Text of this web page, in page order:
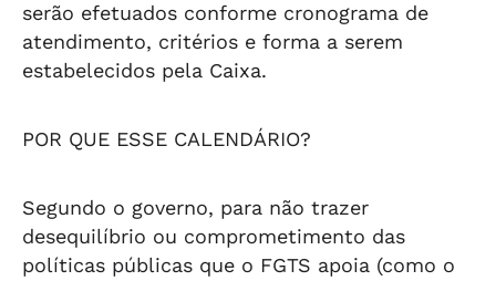
serão efetuados conforme cronograma de
atendimento, critérios e forma a serem
estabelecidos pela Caixa.
POR QUE ESSE CALENDÁRIO?
Segundo o governo, para não trazer
desequilíbrio ou comprometimento das
políticas públicas que o FGTS apoia (como o